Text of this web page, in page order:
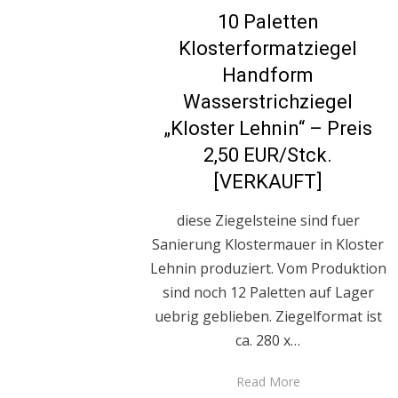
10 Paletten
Klosterformatziegel
Handform
Wasserstrichziegel
„Kloster Lehnin“ – Preis
2,50 EUR/Stck.
[VERKAUFT]
diese Ziegelsteine sind fuer
Sanierung Klostermauer in Kloster
Lehnin produziert. Vom Produktion
sind noch 12 Paletten auf Lager
uebrig geblieben. Ziegelformat ist
ca. 280 x…
Read More